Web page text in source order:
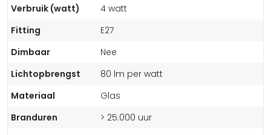
Verbruik (watt)
4 watt
Fitting
E27
Dimbaar
Nee
Lichtopbrengst
80 lm per watt
Materiaal
Glas
Branduren
> 25.000 uur